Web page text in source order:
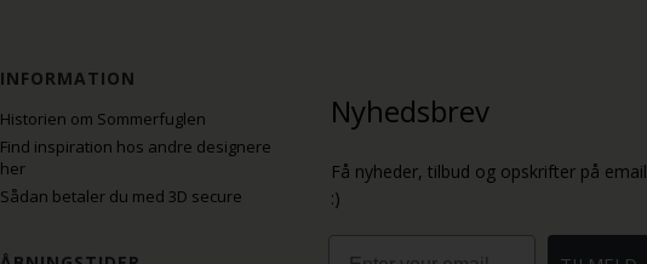
INFORMATION
Historien om Sommerfuglen
Find inspiration hos andre designere
her
Sådan betaler du med 3D secure
Nyhedsbrev
Få nyheder, tilbud og opskrifter på email
:)